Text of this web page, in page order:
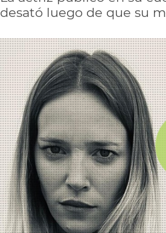
desató luego de que su